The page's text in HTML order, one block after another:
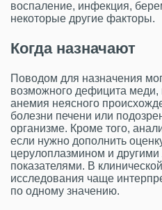
воспаление, инфекция,
некоторые другие факторы.
Когда назначают
Поводом для назначения
возможного дефицита меди,
анемия неясного
болезни печени или
организме. Кроме того,
если нужно дополнить
церулоплазмином и
показателями. В
исследования чаще
по одному значению.